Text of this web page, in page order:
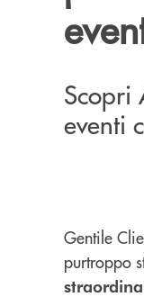
Scopri
eventi
Gentile
purtroppo